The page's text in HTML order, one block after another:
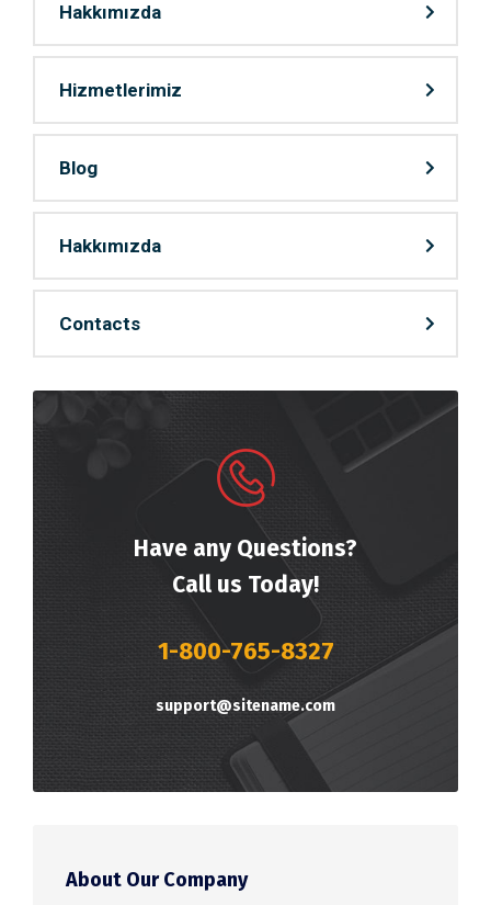
Hakkımızda
Hizmetlerimiz
Blog
Hakkımızda
Contacts
Have any Questions?
Call us Today!
1-800-765-8327
support@sitename.com
About Our Company